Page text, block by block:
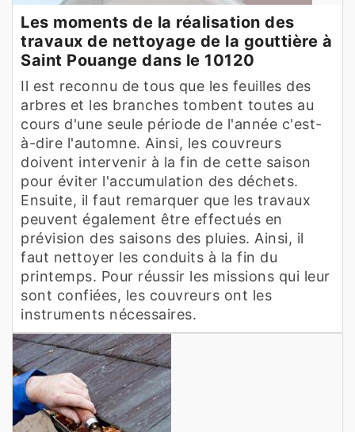
Les moments de la réalisation des
travaux de nettoyage de la gouttière à
Saint Pouange dans le 10120
Il est reconnu de tous que les feuilles des
arbres et les branches tombent toutes au
cours d'une seule période de l'année c'est-
à-dire l'automne. Ainsi, les couvreurs
doivent intervenir à la fin de cette saison
pour éviter l'accumulation des déchets.
Ensuite, il faut remarquer que les travaux
peuvent également être effectués en
prévision des saisons des pluies. Ainsi, il
faut nettoyer les conduits à la fin du
printemps. Pour réussir les missions qui leur
sont confiées, les couvreurs ont les
instruments nécessaires.